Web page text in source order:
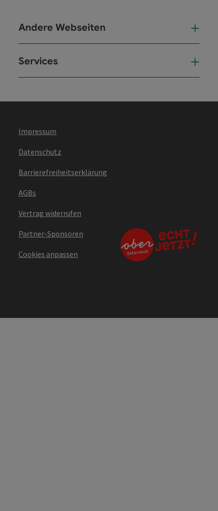
Andere Webseiten
Services
Impressum
Datenschutz
Barrierefreiheitserklärung
AGBs
Vertrag widerrufen
Partner-Sponsoren
Cookies anpassen